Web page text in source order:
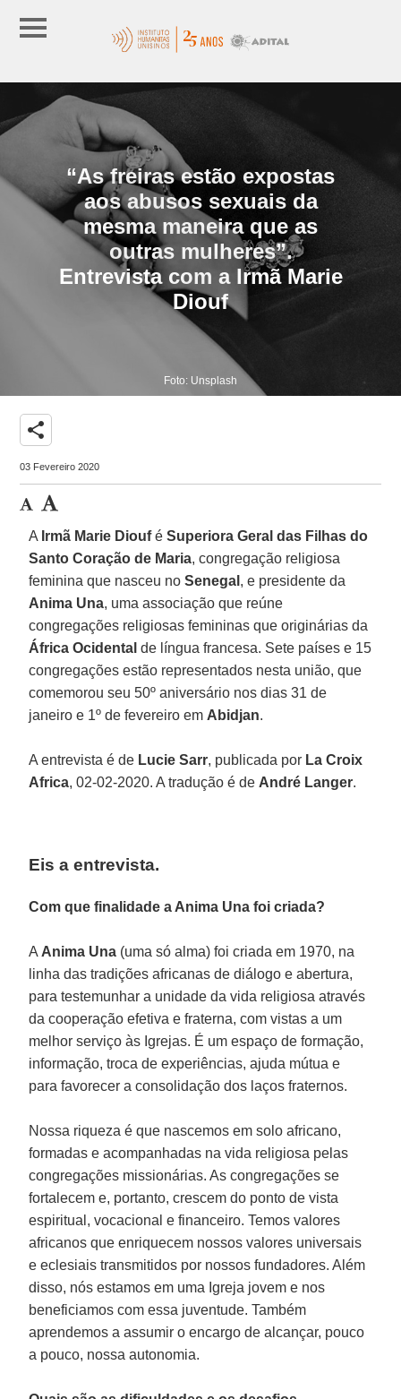
“As freiras estão expostas
aos abusos sexuais da
mesma maneira que as
outras mulheres”.
Entrevista com a Irmã Marie
Diouf
Foto: Unsplash
share
03 Fevereiro 2020
A Irmã Marie DiouféSuperiora Geral das Filhas do
Santo Coração de Maria, congregação religiosa
feminina que nasceu noSenegal , e presidente da
Anima Una, uma associação que reúne
congregações religiosas femininas que originárias da
África Ocidental de língua francesa. Sete países e 15
congregações estão representados nesta união, que
comemorou seu 50º aniversário nos dias 31 de
janeiro e 1º de fevereiro em Abidjan.
A entrevista é de Lucie Sarr, publicada por La Croix
Africa, 02-02-2020. A tradução é de André Langer.
Eis a entrevista.
Com que finalidade a Anima Una foi criada?
A Anima Una (uma só alma) foi criada em 1970, na
linha das tradições africanas de diálogo e abertura,
para testemunhar a unidade da vida religiosa através
da cooperação efetiva e fraterna, com vistas a um
melhor serviço às Igrejas. É um espaço de formação,
informação, troca de experiências, ajuda mútua e
para favorecer a consolidação dos laços fraternos.
Nossa riqueza é que nascemos em solo africano,
formadas e acompanhadas na vida religiosa pelas
congregações missionárias. As congregações se
fortalecem e, portanto, crescem do ponto de vista
espiritual, vocacional e financeiro. Temos valores
africanos que enriquecem nossos valores universais
e eclesiais transmitidos por nossos fundadores. Além
disso, nós estamos em uma Igreja jovem e nos
beneficiamos com essa juventude. Também
aprendemos a assumir o encargo de alcançar, pouco
a pouco, nossa autonomia.